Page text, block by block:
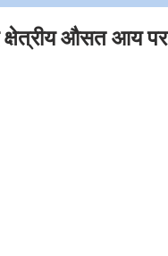
क्षेत्रीय औसत आय पर